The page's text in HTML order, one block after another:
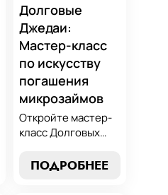
Долговые
Джедаи:
Мастер-класс
по искусству
погашения
микрозаймов
Откройте мастер-
класс Долговых
погашению
ПОДРОБНЕЕ